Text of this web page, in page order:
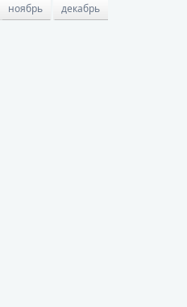
ноябрь
декабрь